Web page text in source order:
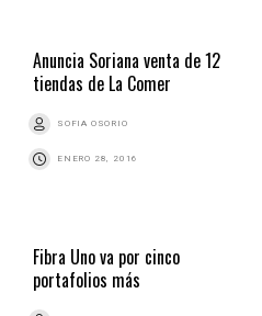
Anuncia Soriana venta de 12
tiendas de La Comer
SOFIA OSORIO
ENERO 28, 2016
Fibra Uno va por cinco
portafolios más